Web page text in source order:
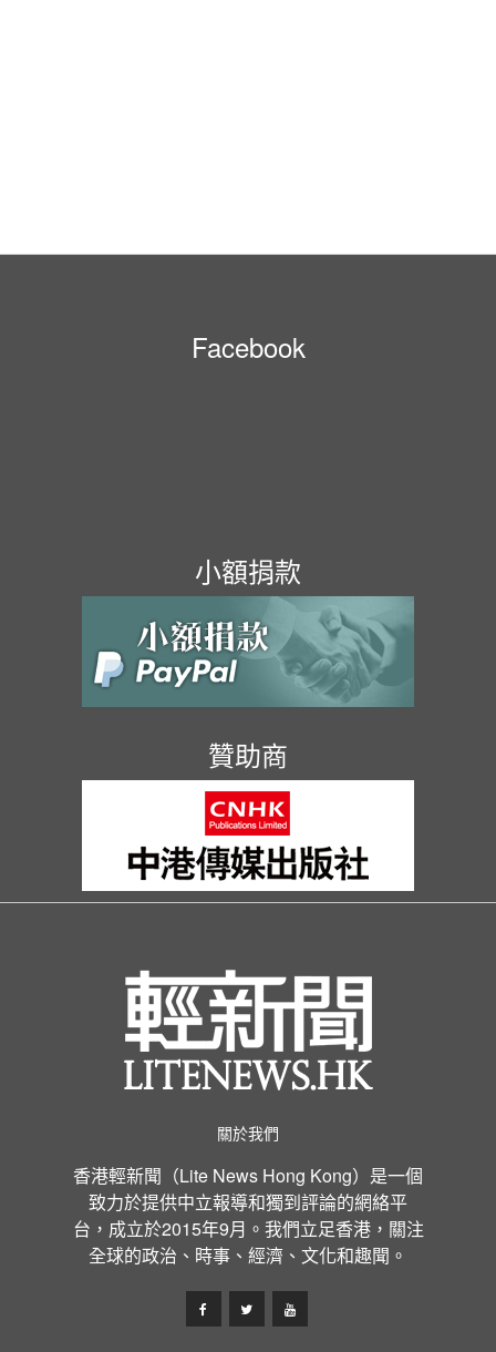
Facebook
小額捐款
贊助商
關於我們
香港輕新聞（Lite News Hong Kong）是一個
致力於提供中立報導和獨到評論的網絡平
台，成立於2015年9月。我們立足香港，關注
全球的政治、時事、經濟、文化和趣聞。